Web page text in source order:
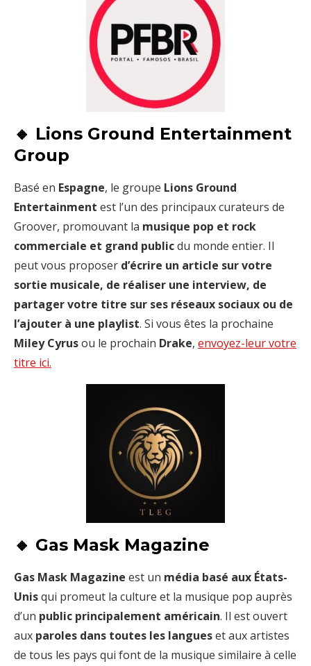
🔸 Lions Ground Entertainment
Group
Basé en Espagne, le groupe Lions Ground
Entertainment est l’un des principaux curateurs de
Groover, promouvant la musique pop et rock
commerciale et grand publicdu monde entier. Il
peut vous proposer d’écrire un article sur votre
sortie musicale, de réaliser une interview, de
partager votre titre sur ses réseaux sociaux ou de
l’ajouter à une playlist. Si vous êtes la prochaine
Miley Cyrusou le prochain Drake, envoyez-leur votre
titre ici.
🔸 Gas Mask Magazine
Gas Mask Magazine est un média basé aux États-
Unisqui promeut la culture et la musique pop auprès
d’un public principalement américain. Il est ouvert
aux paroles dans toutes les langueset aux artistes
de tous les pays qui font de la musique similaire à celle